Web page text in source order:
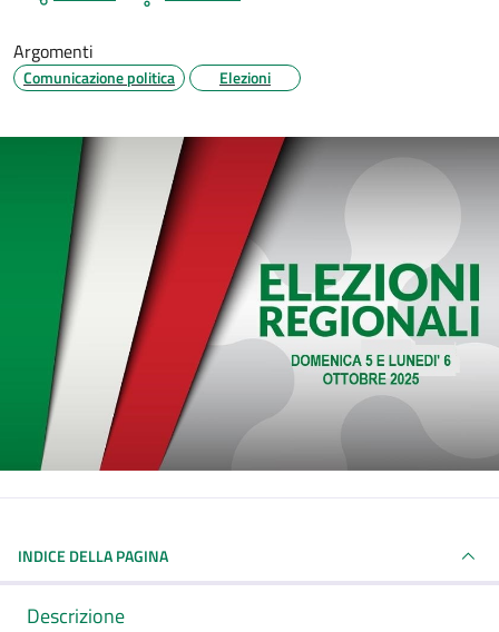
Argomenti
Comunicazione politica Elezioni
INDICE DELLA PAGINA
Descrizione